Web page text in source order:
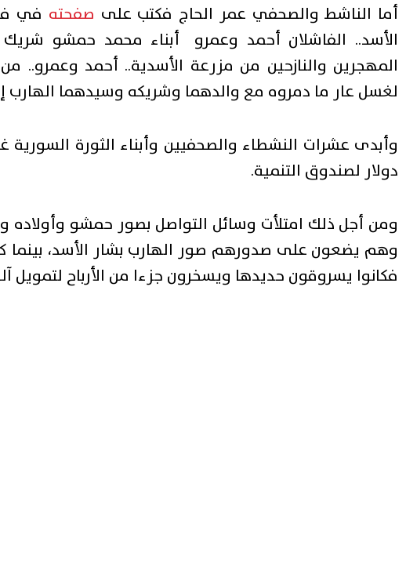
أما الناشط والصحفي عمر الحاج فكتب على صفحته في
الأسد.. الفاشلان أحمد وعمرو أبناء محمد حمشو شريك
المهجرين والنازحين من مزرعة الأسدية.. أحمد وعمرو..
لغسل عار ما دمروه مع والدهما وشريكه وسيدهما الهارب
وأبدى عشرات النشطاء والصحفيين وأبناء الثورة
دولار لصندوق التنمية.
ومن أجل ذلك امتلأت وسائل التواصل بصور حمشو وأولاده
وهم يضعون على صدورهم صور الهارب بشار الأسد، بينما
فكانوا يسروقون حديدها ويسخرون جزءا من الأرباح